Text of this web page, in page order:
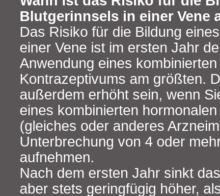
Blutgerinnsels in einer Vene
Das Risiko für die Bildung
einer Vene ist im ersten Jahr
Anwendung eines
Kontrazeptivums am größten.
außerdem erhöht sein, wenn
eines kombinierten
(gleiches oder anderes
Unterbrechung von 4 oder
aufnehmen.
Nach dem ersten Jahr sinkt
aber stets geringfügig höher,